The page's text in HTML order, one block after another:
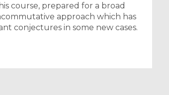
course, prepared for a broad
approach which has
conjectures in some new cases.